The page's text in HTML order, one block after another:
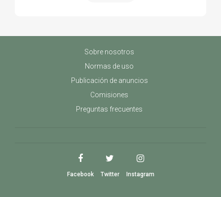
Sobre nosotros
Normas de uso
Publicación de anuncios
Comisiones
Preguntas frecuentes
Facebook Twitter Instagram